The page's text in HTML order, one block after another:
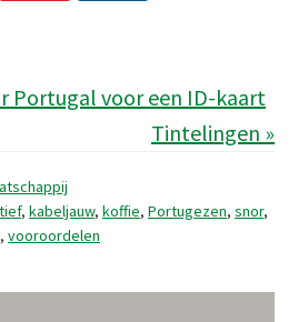
Portugal voor een ID-kaart
Tintelingen »
, kabeljauw, koffie, Portugezen, snor,
, vooroordelen